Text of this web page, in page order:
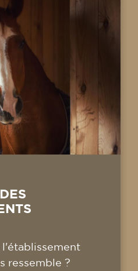
ressemble ?